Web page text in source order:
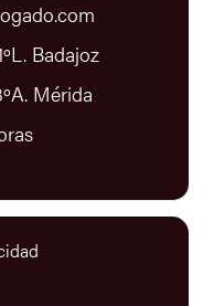
Badajoz
Mérida